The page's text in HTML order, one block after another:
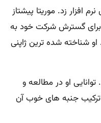
افزار زد. موریتا پیشتاز
برای گسترش شرکت خود به
شناخته شده ترین ژاپنی
او در مطالعه و
جنبه های خوب آن